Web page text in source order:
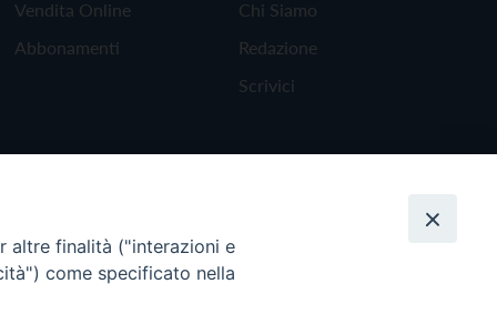
Vendita Online
Abbonamenti
Chi Siamo
Redazione
Scrivici
altre finalità ("interazioni e
come specificato nella